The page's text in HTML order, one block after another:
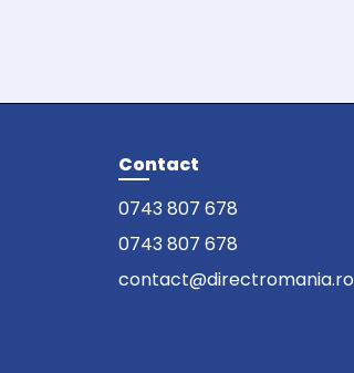
Contact
0743 807 678
0743 807 678
contact@directromania.ro